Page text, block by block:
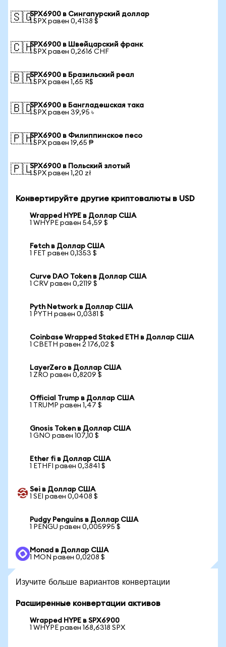
🇸🇬SPX6900 в Сингапурский доллар
1 SPX равен 0,4138 $
🇨🇭SPX6900 в Швейцарский франк
1 SPX равен 0,2616 CHF
🇧🇷SPX6900 в Бразильский реал
1 SPX равен 1,65 R$
🇧🇩SPX6900 в Бангладешская така
1 SPX равен 39,95 ৳
🇵🇭SPX6900 в Филиппинское песо
1 SPX равен 19,65 ₱
🇵🇱SPX6900 в Польский злотый
1 SPX равен 1,20 zł
Конвертируйте другие криптовалюты в USD
Wrapped HYPE в Доллар США
1 WHYPE равен 54,59 $
Fetch в Доллар США
1 FET равен 0,1353 $
Curve DAO Token в Доллар США
1 CRV равен 0,2119 $
Pyth Network в Доллар США
1 PYTH равен 0,0381 $
Coinbase Wrapped Staked ETH в Доллар США
1 CBETH равен 2 176,02 $
LayerZero в Доллар США
1 ZRO равен 0,8209 $
Official Trump в Доллар США
1 TRUMP равен 1,47 $
Gnosis Token в Доллар США
1 GNO равен 107,10 $
Ether fi в Доллар США
1 ETHFI равен 0,3841 $
Sei в Доллар США
1 SEI равен 0,0408 $
Pudgy Penguins в Доллар США
1 PENGU равен 0,005995 $
Monad в Доллар США
1 MON равен 0,0208 $
Изучите больше вариантов конвертации
Расширенные конвертации активов
Wrapped HYPE в SPX6900
1 WHYPE равен 168,6318 SPX